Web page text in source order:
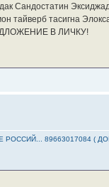
Сандостатин
тайверб тасигна
В ЛИЧКУ!
89663017084 (